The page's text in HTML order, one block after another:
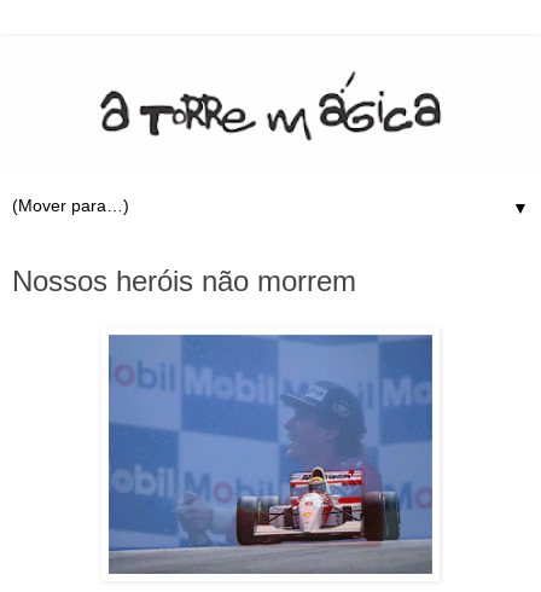
▼
Nossos heróis não morrem